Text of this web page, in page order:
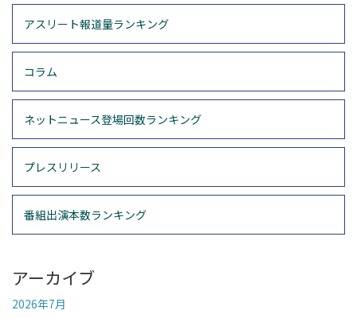
アスリート報道量ランキング
コラム
ネットニュース登場回数ランキング
プレスリリース
番組出演本数ランキング
アーカイブ
2026年7月